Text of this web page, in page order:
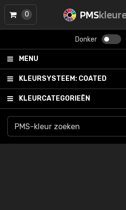
PMS
Donker
MENU
KLEURSYSTEEM: COATED
KLEURCATEGORIEËN
0